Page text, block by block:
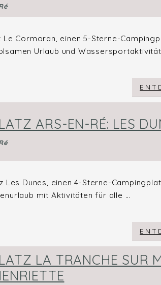
Le Cormoran, einen 5-Sterne-
Urlaub und
ARS-EN-RÉ: LES
Les Dunes, einen 4-Sterne-
mit Aktivitäten für alle ...
LA TRANCHE SUR